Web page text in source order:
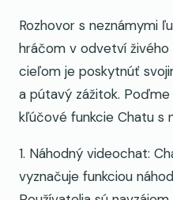
Rozhovor s neznámymi
hráčom v odvetví
cieľom je poskytnúť
a pútavý zážitok.
kľúčové funkcie Chatu s
1. Náhodný videochat:
vyznačuje funkciou